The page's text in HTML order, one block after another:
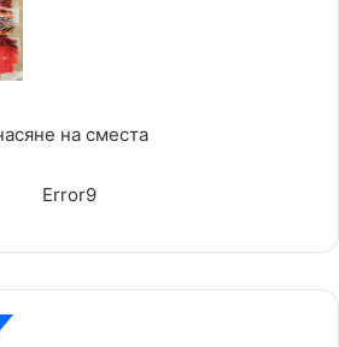
на сместа
Error9